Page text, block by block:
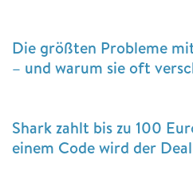
Die größten Probleme
– und warum sie oft
Shark zahlt bis zu 100
einem Code wird der